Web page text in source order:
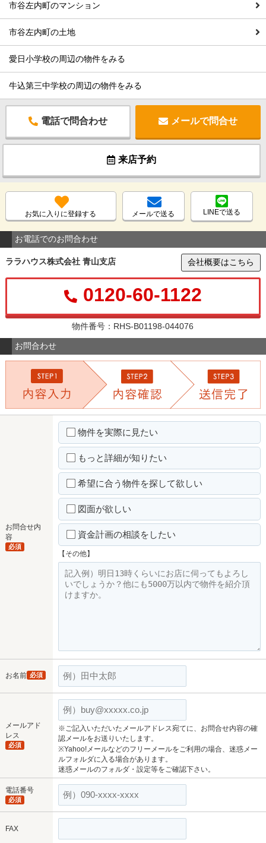
市谷左内町のマンション
市谷左内町の土地
愛日小学校の周辺の物件をみる
牛込第三中学校の周辺の物件をみる
電話で問合わせ メールで問合せ
来店予約
お気に入りに登録する メールで送る LINEで送る
お電話でのお問合わせ
ララハウス株式会社 青山支店 会社概要はこちら
0120-60-1122
物件番号：RHS-B01198-044076
お問合わせ
お問合せ内
容
必須
物件を実際に見たい
もっと詳細が知りたい
希望に合う物件を探して欲しい
図面が欲しい
資金計画の相談をしたい
【その他】
お名前 必須
メールアド
レス
必須
※ご記入いただいたメールアドレス宛てに、お問合せ内容の確
認メールをお送りいたします。
※Yahoo!メールなどのフリーメールをご利用の場合、迷惑メー
ルフォルダに入る場合があります。
迷惑メールのフォルダ・設定等をご確認下さい。
電話番号
必須
FAX